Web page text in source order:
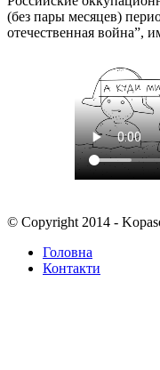
(без пары месяцев)
отечественная война”,
© Copyright 2014 -
Головна
Контакти